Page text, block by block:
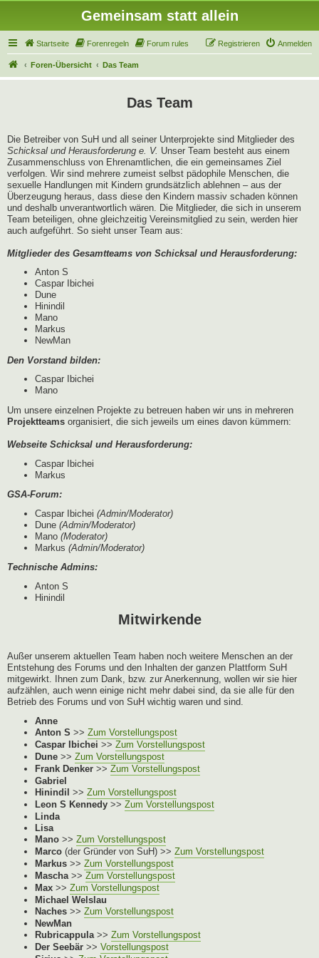
Gemeinsam statt allein
Startseite Forenregeln Forum rules Anmelden
Registrieren
Foren-Übersicht Das Team
Das Team
Die Betreiber von SuH und all seiner Unterprojekte sind Mitglieder des
Schicksal und Herausforderung e. V. Unser Team besteht aus einem
Zusammenschluss von Ehrenamtlichen, die ein gemeinsames Ziel
verfolgen. Wir sind mehrere zumeist selbst pädophile Menschen, die
sexuelle Handlungen mit Kindern grundsätzlich ablehnen – aus der
Überzeugung heraus, dass diese den Kindern massiv schaden können
und deshalb unverantwortlich wären. Die Mitglieder, die sich in unserem
Team beteiligen, ohne gleichzeitig Vereinsmitglied zu sein, werden hier
auch aufgeführt. So sieht unser Team aus:
Mitglieder des Gesamtteams von Schicksal und Herausforderung:
Anton S
Caspar Ibichei
Dune
Hinindil
Mano
Markus
NewMan
Den Vorstand bilden:
Caspar Ibichei
Mano
Um unsere einzelnen Projekte zu betreuen haben wir uns in mehreren
Projektteams organisiert, die sich jeweils um eines davon kümmern:
Webseite Schicksal und Herausforderung:
Caspar Ibichei
Markus
GSA-Forum:
Caspar Ibichei (Admin/Moderator)
Dune (Admin/Moderator)
Mano (Moderator)
Markus (Admin/Moderator)
Technische Admins:
Anton S
Hinindil
Mitwirkende
Außer unserem aktuellen Team haben noch weitere Menschen an der
Entstehung des Forums und den Inhalten der ganzen Plattform SuH
mitgewirkt. Ihnen zum Dank, bzw. zur Anerkennung, wollen wir sie hier
aufzählen, auch wenn einige nicht mehr dabei sind, da sie alle für den
Betrieb des Forums und von SuH wichtig waren und sind.
Anne
Anton S >> Zum Vorstellungspost
Caspar Ibichei >> Zum Vorstellungspost
Dune >> Zum Vorstellungspost
Frank Denker >> Zum Vorstellungspost
Gabriel
Hinindil >> Zum Vorstellungspost
Leon S Kennedy >> Zum Vorstellungspost
Linda
Lisa
Mano >> Zum Vorstellungspost
Marco (der Gründer von SuH) >> Zum Vorstellungspost
Markus >> Zum Vorstellungspost
Mascha >> Zum Vorstellungspost
Max >> Zum Vorstellungspost
Michael Welslau
Naches >> Zum Vorstellungspost
NewMan
Rubricappula >> Zum Vorstellungspost
Der Seebär >> Vorstellungspost